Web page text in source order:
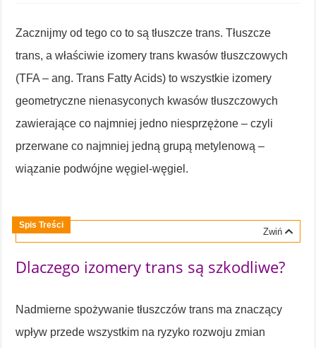
Zacznijmy od tego co to są tłuszcze trans. Tłuszcze
trans, a właściwie izomery trans kwasów tłuszczowych
(TFA – ang. Trans Fatty Acids) to wszystkie izomery
geometryczne nienasyconych kwasów tłuszczowych
zawierające co najmniej jedno niesprzężone – czyli
przerwane co najmniej jedną grupą metylenową –
wiązanie podwójne węgiel-węgiel.
Spis Treści
Zwiń
Dlaczego izomery trans są szkodliwe?
Nadmierne spożywanie tłuszczów trans ma znaczący
wpływ przede wszystkim na ryzyko rozwoju zmian